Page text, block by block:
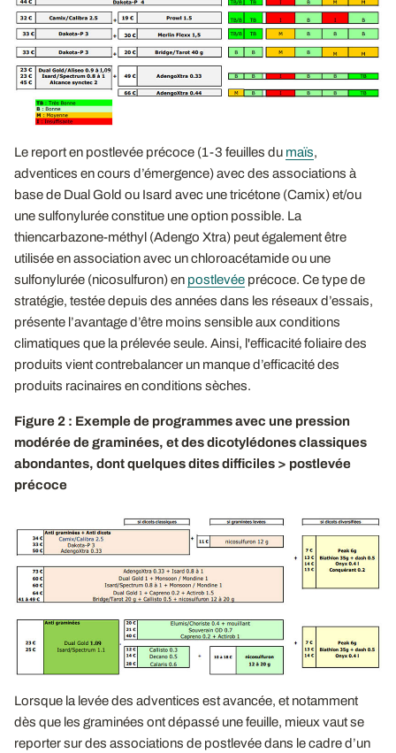
Le report en postlevée précoce (1-3 feuilles du maïs,
adventices en cours d’émergence) avec des associations à
base de Dual Gold ou Isard avec une tricétone (Camix) et/ou
une sulfonylurée constitue une option possible. La
thiencarbazone-méthyl (Adengo Xtra) peut également être
utilisée en association avec un chloroacétamide ou une
sulfonylurée (nicosulfuron) en postlevée précoce. Ce type de
stratégie, testée depuis des années dans les réseaux d’essais,
présente l’avantage d’être moins sensible aux conditions
climatiques que la prélevée seule. Ainsi, l'efficacité foliaire des
produits vient contrebalancer un manque d’efficacité des
produits racinaires en conditions sèches.
Figure 2 : Exemple de programmes avec une pression
modérée de graminées, et des dicotylédones classiques
abondantes, dont quelques dites difficiles > postlevée
précoce
Lorsque la levée des adventices est avancée, et notamment
dès que les graminées ont dépassé une feuille, mieux vaut se
reporter sur des associations de postlevée dans le cadre d’un